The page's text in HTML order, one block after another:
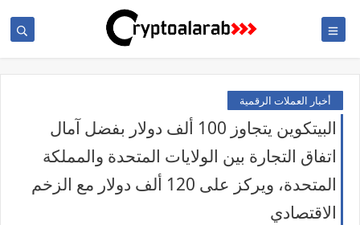
أخبار العملات الرقمية
البيتكوين يتجاوز 100 ألف دولار بفضل آمال
اتفاق التجارة بين الولايات المتحدة والمملكة
المتحدة، ويركز على 120 ألف دولار مع الزخم
الاقتصادي